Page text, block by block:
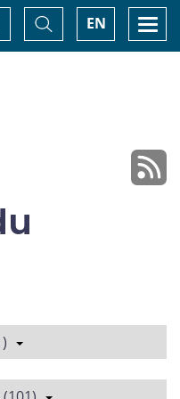
EN
Basculer
la
recherche